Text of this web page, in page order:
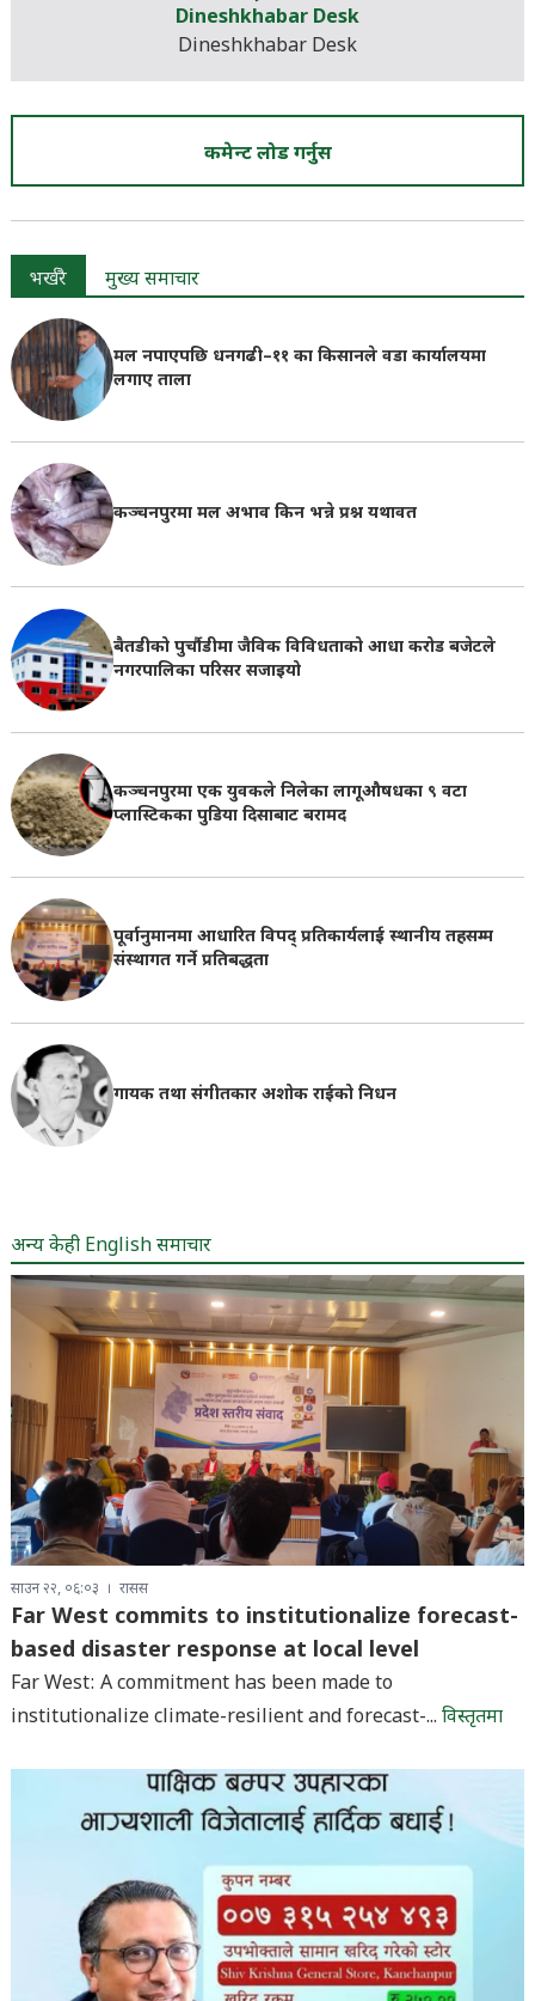
Dineshkhabar Desk
Dineshkhabar Desk
कमेन्ट लोड गर्नुस
भर्खरै मुख्य समाचार
मल नपाएपछि धनगढी–११ का किसानले वडा कार्यालयमा
लगाए ताला
कञ्चनपुरमा मल अभाव किन भन्ने प्रश्न यथावत
बैतडीको पुर्चौडीमा जैविक विविधताको आधा करोड बजेटले
नगरपालिका परिसर सजाइयो
कञ्चनपुरमा एक युवकले निलेका लागूऔषधका ९ वटा
प्लास्टिकका पुडिया दिसाबाट बरामद
पूर्वानुमानमा आधारित विपद् प्रतिकार्यलाई स्थानीय तहसम्म
संस्थागत गर्ने प्रतिबद्धता
गायक तथा संगीतकार अशोक राईको निधन
अन्य केही English समाचार
साउन २२, ०६:०३ रासस
Far West commits to institutionalize forecast-
based disaster response at local level
Far West: A commitment has been made to
institutionalize climate-resilient and forecast-... विस्तृतमा